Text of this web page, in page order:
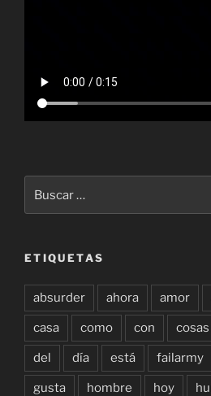
por:
ETIQUETAS
absurder ahora amor
casa como con cosas
del día está failarmy
gusta hombre hoy